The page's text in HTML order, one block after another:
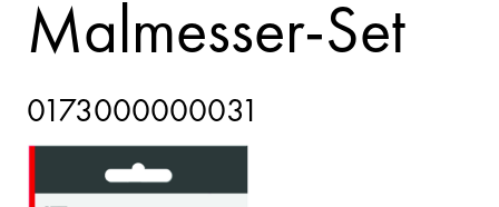
Malmesser-Set
0173000000031